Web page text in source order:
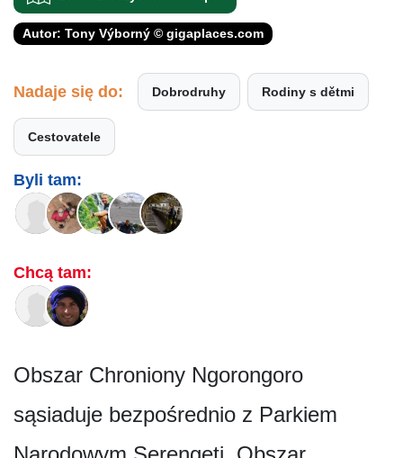
Autor: Tony Výborný © gigaplaces.com
Nadaje się do: Dobrodruhy Rodiny s dětmi
Cestovatele
Byli tam:
Chcą tam:
Obszar Chroniony Ngorongoro
sąsiaduje bezpośrednio z Parkiem